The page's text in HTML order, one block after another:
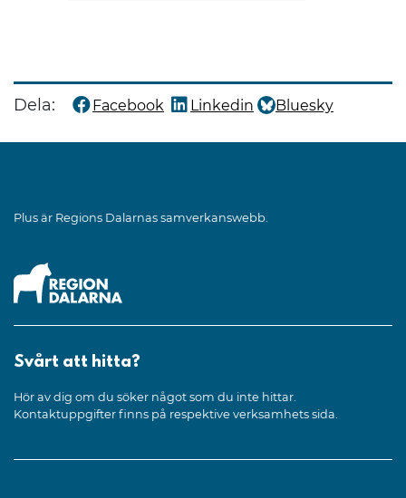
Dela: Dela denna sida på
Facebook
Dela denna sida på
Linkedin
Dela denna sida på
Bluesky
Plus är Regions Dalarnas samverkanswebb.
Svårt att hitta?
Hör av dig om du söker något som du inte hittar.
Kontaktuppgifter finns på respektive verksamhets sida.